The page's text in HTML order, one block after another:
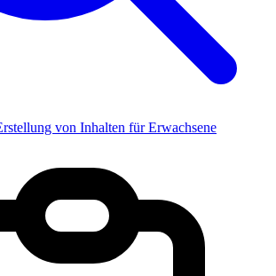
von Inhalten für Erwachsene